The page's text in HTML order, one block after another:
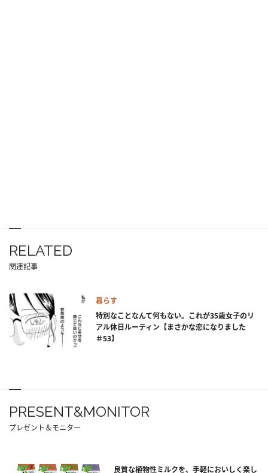
RELATED
関連記事
暮らす
特別なことなんて何もない。これが35歳女子のリ
アル休日ルーティン【まさかな恋になりました
＃53】
PRESENT&MONITOR
プレゼント＆モニター
良質な植物性ミルクを、手軽においしく楽し